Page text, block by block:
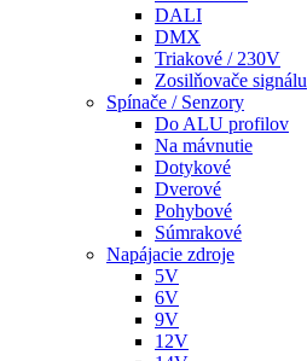
DALI
DMX
Triakové / 230V
Zosilňovače signálu
Spínače / Senzory
Do ALU profilov
Na mávnutie
Dotykové
Dverové
Pohybové
Súmrakové
Napájacie zdroje
5V
6V
9V
12V